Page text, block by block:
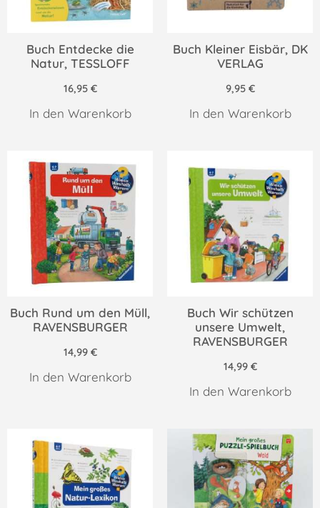
Buch Entdecke die
Natur, TESSLOFF
16,95 €
In den Warenkorb
Buch Kleiner Eisbär, DK
VERLAG
9,95 €
In den Warenkorb
Buch Rund um den Müll,
RAVENSBURGER
14,99 €
In den Warenkorb
Buch Wir schützen
unsere Umwelt,
RAVENSBURGER
14,99 €
In den Warenkorb